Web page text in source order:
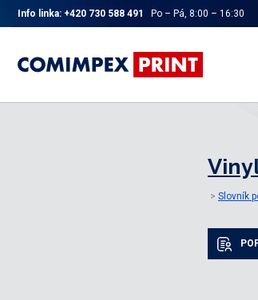
Info linka: +420 730 588 491 Po – Pá, 8:00 – 16:30
Slovník